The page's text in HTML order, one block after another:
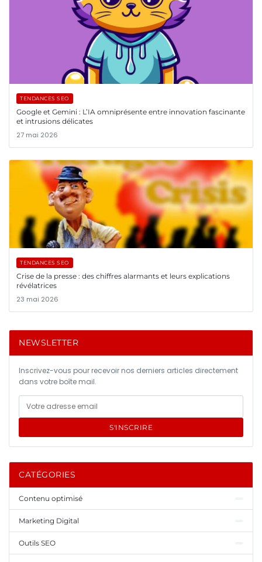
TENDANCES SEO
Google et Gemini : L’IA omniprésente entre innovation fascinante
et intrusions délicates
27 mai 2026
TENDANCES SEO
Crise de la presse : des chiffres alarmants et leurs explications
révélatrices
23 mai 2026
NEWSLETTER
Inscrivez-vous pour recevoir nos derniers articles directement
dans votre boîte mail.
S'INSCRIRE
CATÉGORIES
Contenu optimisé
Marketing Digital
Outils SEO